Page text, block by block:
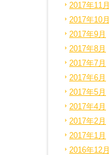
2017年11月
2017年10月
2017年9月
2017年8月
2017年7月
2017年6月
2017年5月
2017年4月
2017年2月
2017年1月
2016年12月